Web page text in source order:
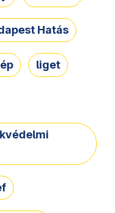
Hatás
liget